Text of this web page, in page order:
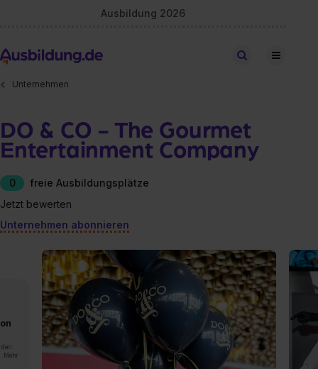
Ausbildung 2026
Stellen finden
Unternehmen
DO & CO - The Gourmet
Entertainment Company
0
freie Ausbildungsplätze
Jetzt bewerten
Unternehmen abonnieren
Mehr